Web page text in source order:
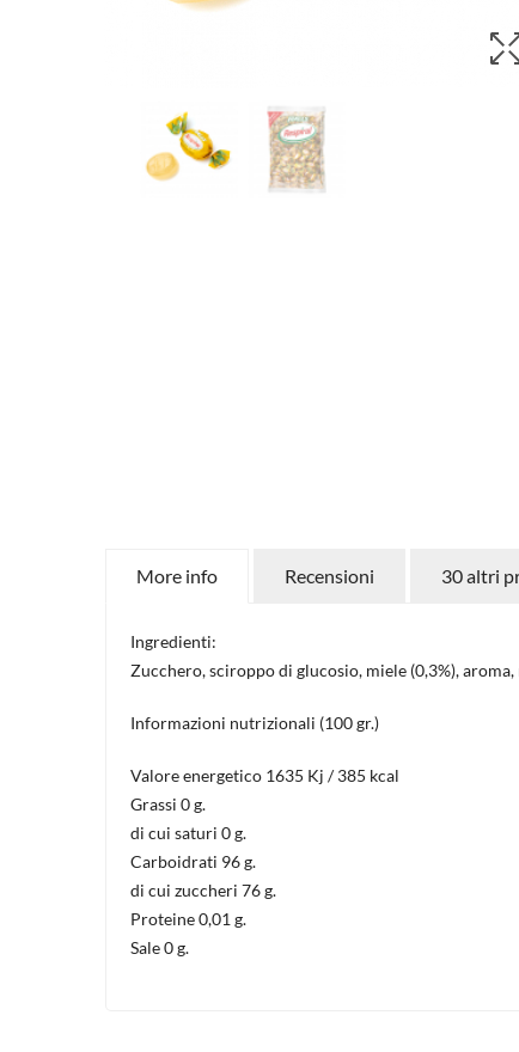
More info Recensioni 30 altri
Ingredienti:
Zucchero, sciroppo di glucosio, miele (0,3%),
Informazioni nutrizionali (100 gr.)
Valore energetico 1635 Kj / 385 kcal
Grassi 0 g.
di cui saturi 0 g.
Carboidrati 96 g.
di cui zuccheri 76 g.
Proteine 0,01 g.
Sale 0 g.